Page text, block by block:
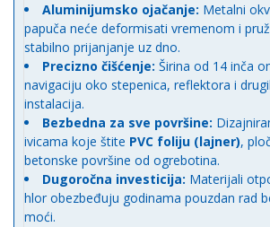
Aluminijumsko ojačanje: Metalni
papuča neće deformisati vremenom i
stabilno prijanjanje uz dno.
Precizno čišćenje: Širina od 14 inča
navigaciju oko stepenica, reflektora i
instalacija.
Bezbedna za sve površine:
ivicama koje štite PVC foliju (lajner),
betonske površine od ogrebotina.
Dugoročna investicija: Materijali
hlor obezbeđuju godinama pouzdan rad
moći.